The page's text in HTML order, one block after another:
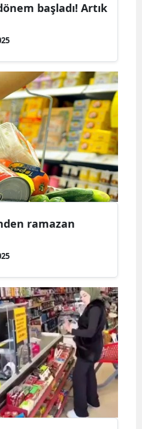
başladı! Artık
ramazan